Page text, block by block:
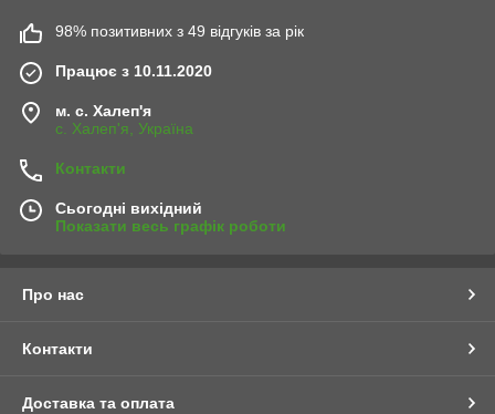
98% позитивних з 49 відгуків за рік
Працює з 10.11.2020
м. с. Халеп'я
с. Халеп'я, Україна
Контакти
Сьогодні вихідний
Показати весь графік роботи
Про нас
Контакти
Доставка та оплата